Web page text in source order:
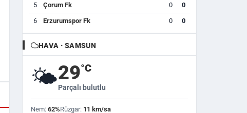
5 Çorum Fk 0 0
6 Erzurumspor Fk 0 0
HAVA · SAMSUN
🌤️29°C
Parçalı bulutlu
Nem: 62%Rüzgar: 11 km/sa